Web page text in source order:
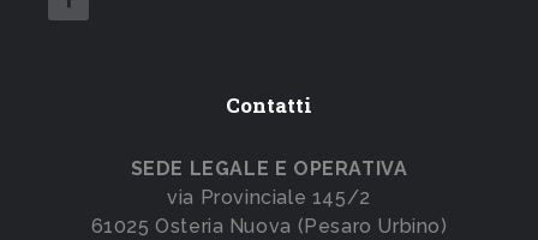
Contatti
SEDE LEGALE E OPERATIVA
via Provinciale 145/2
61025 Osteria Nuova (Pesaro Urbino)